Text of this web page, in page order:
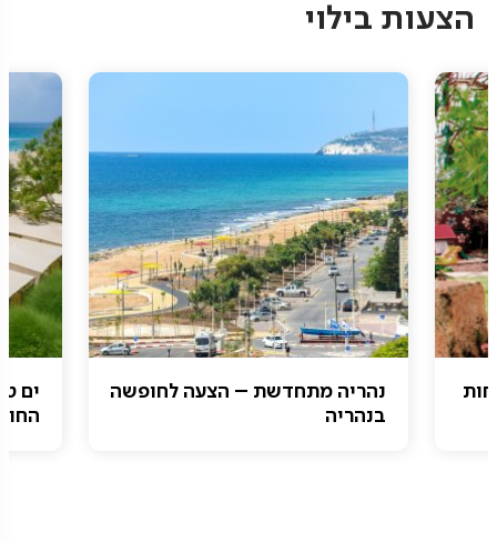
הצעות בילוי
נהריה מתחדשת – הצעה לחופשה
בנהריה
ים